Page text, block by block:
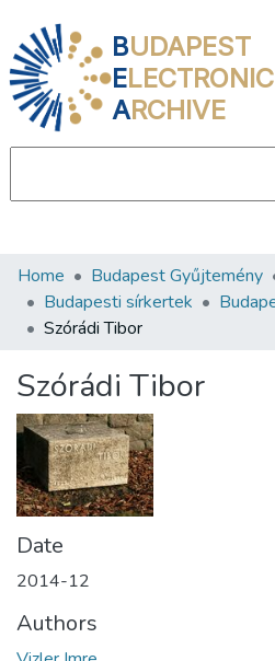
BUDAPEST
ELECTRONIC
ARCHIVE
Communities & Collections
All of DSpace
About us
Home Budapest Gyűjtemény
Budapesti sírkertek
Szórádi Tibor
Szórádi Tibor
Date
2014-12
Authors